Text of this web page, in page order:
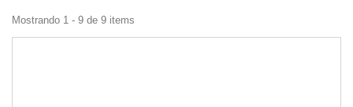
Mostrando 1 - 9 de 9 items